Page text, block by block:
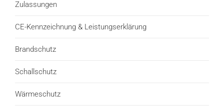
Zulassungen
CE-Kennzeichnung & Leistungserklärung
Brandschutz
Schallschutz
Wärmeschutz